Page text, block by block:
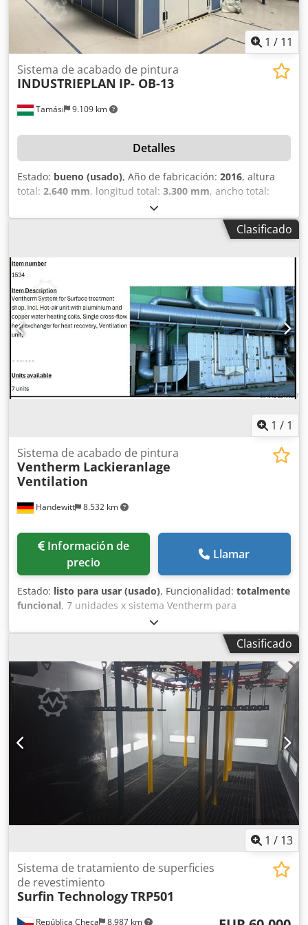
1 / 11
Tamási 9.109 km
Sistema de acabado de pintura
INDUSTRIEPLAN IP- OB-13
Detalles
Estado: bueno (usado), Año de fabricación: 2016, altura
total: 2.640 mm, longitud total: 3.300 mm, ancho total:
, caudal volumétrico:
cabina, Detalles técnicos: Área de 75 m³ que incluye
cabina de pintura, cabina de secado y sala de
Dimensiones interiores: 3300 x 3960 x 2640 mm -
Superficie: 13,1 m² - Volumen interior: 34,5 m³ - Método de
calefacción: toma de aire de zona climatizada - Suministro
de aire: 8.000 m³/h Cabina de secado: - Dimensiones
interiores: 3300 x 3960 x 2640 mm - Superficie: 13,1 m² -
Volumen interior: 34,5 m³ - Método de calefacción:
cartuchos calefactores eléctricos, 22 kW, 3x400V -
Suministro de aire: 2.500 m³/h Sala de almacenamiento de
pintura: Dkedpfx Aeyhbggecljr - Dimensiones interiores:
3100 x 2000 x 2600 mm - Método de calefacción: toma de
Clasificado
1 / 1
Handewitt 8.532 km
Sistema de acabado de pintura
Ventherm Lackieranlage
Ventilation
Información de
precio
Llamar
Estado: listo para usar (usado), Funcionalidad: totalmente
funcional, 7 unidades x sistema Ventherm para
instalaciones de tratamiento de superficies, que incluye un
calentador de aire con serpentines de agua de aluminio y
cobre, intercambiador de calor de flujo cruzado individual
para la recuperación de calor y sistema de ventilación.
Estamos abiertos a recibir ofertas para entre 1 y 7
instalaciones. Dodpfjzpzqtox Aclokr Se permite la
inspección.
Clasificado
1 / 13
República Checa 8.987 km
Sistema de tratamiento de superficies
de revestimiento
Surfin TechnologyTRP501